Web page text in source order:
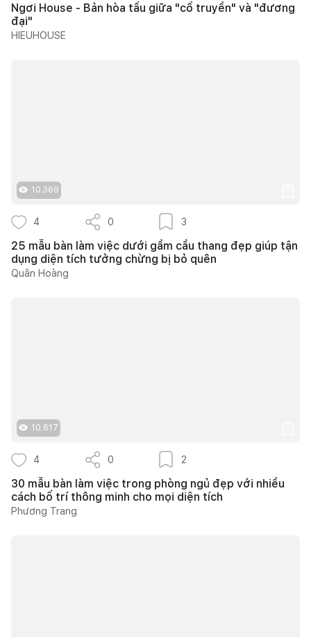
Ngơi House - Bản hòa tấu giữa "cổ truyền" và "đương
đại"
HIEUHOUSE
10.369
4 0 3
25 mẫu bàn làm việc dưới gầm cầu thang đẹp giúp tận
dụng diện tích tưởng chừng bị bỏ quên
Quân Hoàng
10.617
4 0 2
30 mẫu bàn làm việc trong phòng ngủ đẹp với nhiều
cách bố trí thông minh cho mọi diện tích
Phương Trang